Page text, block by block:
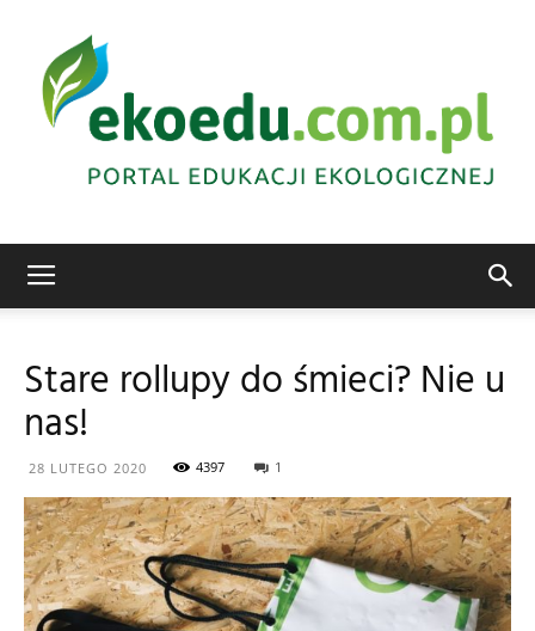
Abrys
Stare rollupy do śmieci? Nie u
nas!
28 LUTEGO 2020 4397 1